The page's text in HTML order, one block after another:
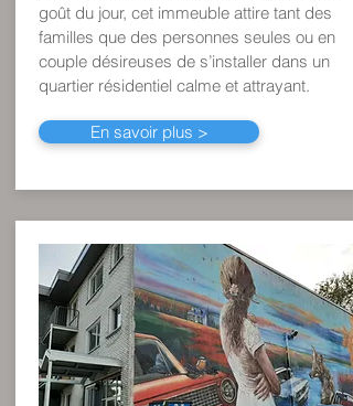
goût du jour, cet immeuble attire tant des
familles que des personnes seules ou en
couple désireuses de s’installer dans un
quartier résidentiel calme et attrayant.
En savoir plus >